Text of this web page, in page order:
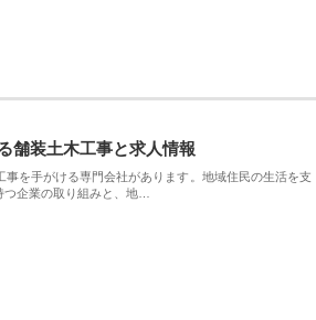
舗装土木工事と求人情報
を手がける専門会社があります。地域住民の生活を支
企業の取り組みと、地…